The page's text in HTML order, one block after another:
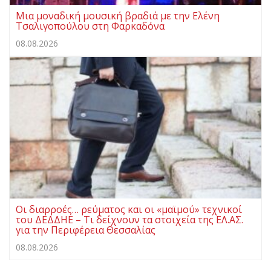
Μια μοναδική μουσική βραδιά με την Ελένη
Τσαλιγοπούλου στη Φαρκαδόνα
08.08.2026
Οι διαρροές… ρεύματος και οι «μαϊμού» τεχνικοί
του ΔΕΔΔΗΕ – Τι δείχνουν τα στοιχεία της ΕΛ.ΑΣ.
για την Περιφέρεια Θεσσαλίας
08.08.2026